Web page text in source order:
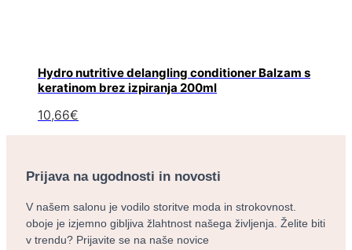
Hydro nutritive delangling conditioner Balzam s
keratinom brez izpiranja 200ml
10,66€
Prijava na ugodnosti in novosti
V našem salonu je vodilo storitve moda in strokovnost.
oboje je izjemno gibljiva žlahtnost našega življenja. Želite biti
v trendu? Prijavite se na naše novice